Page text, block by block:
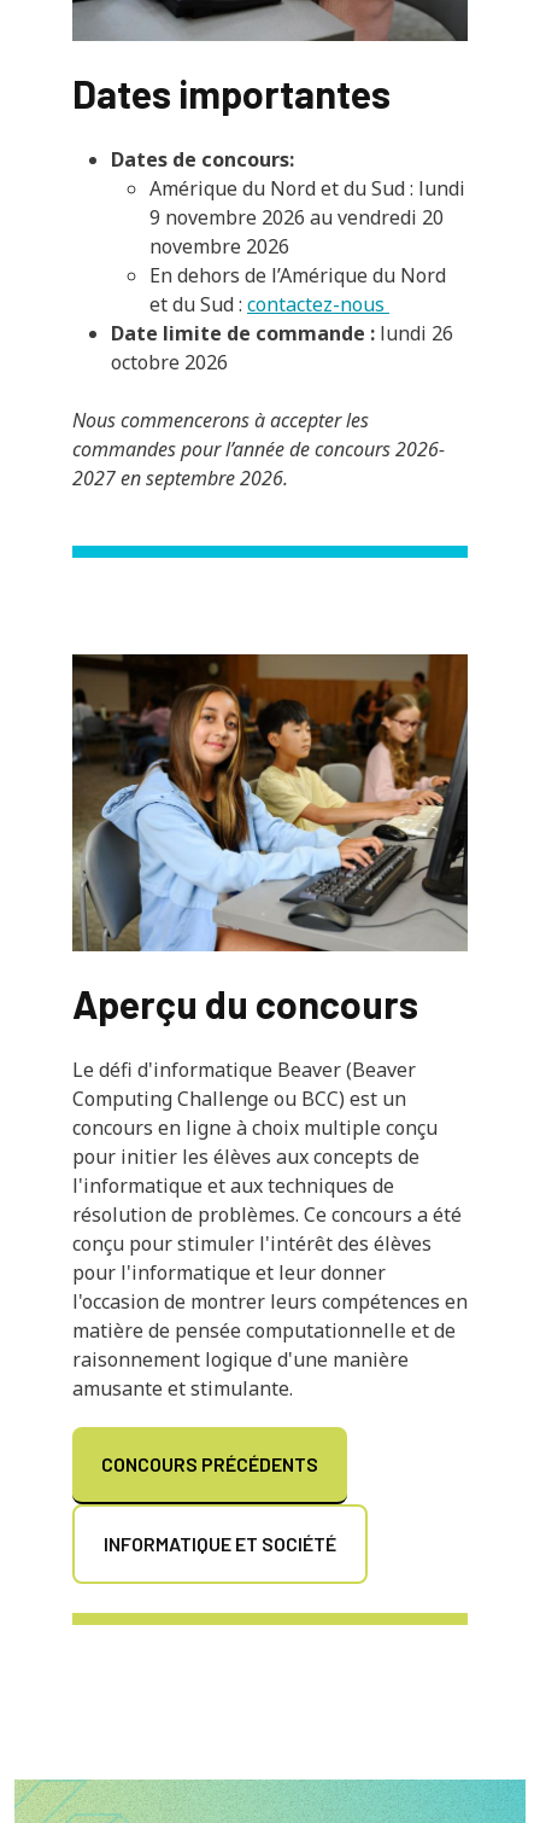
Dates importantes
Dates de concours:
Amérique du Nord et du Sud : lundi
9 novembre 2026 au vendredi 20
novembre 2026
En dehors de l’Amérique du Nord
et du Sud : contactez-nous
Date limite de commande : lundi 26
octobre 2026
Nous commencerons à accepter les
commandes pour l’année de concours 2026-
2027 en septembre 2026.
Aperçu du concours
Le défi d'informatique Beaver (Beaver
Computing Challenge ou BCC) est un
concours en ligne à choix multiple conçu
pour initier les élèves aux concepts de
l'informatique et aux techniques de
résolution de problèmes. Ce concours a été
conçu pour stimuler l'intérêt des élèves
pour l'informatique et leur donner
l'occasion de montrer leurs compétences en
matière de pensée computationnelle et de
raisonnement logique d'une manière
amusante et stimulante.
CONCOURS PRÉCÉDENTS
INFORMATIQUE ET SOCIÉTÉ